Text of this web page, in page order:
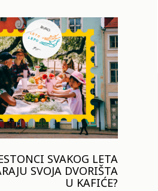
SVAKOG LETA
SVOJA DVORIŠTA
U KAFIĆE?